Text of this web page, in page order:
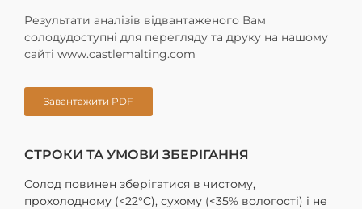
Результати аналізів відвантаженого Вам
солодудоступні для перегляду та друку на нашому
сайті www.castlemalting.com
Завантажити PDF
СТРОКИ ТА УМОВИ ЗБЕРІГАННЯ
Солод повинен зберігатися в чистому,
прохолодному (<22°C), сухому (<35% вологості) і не